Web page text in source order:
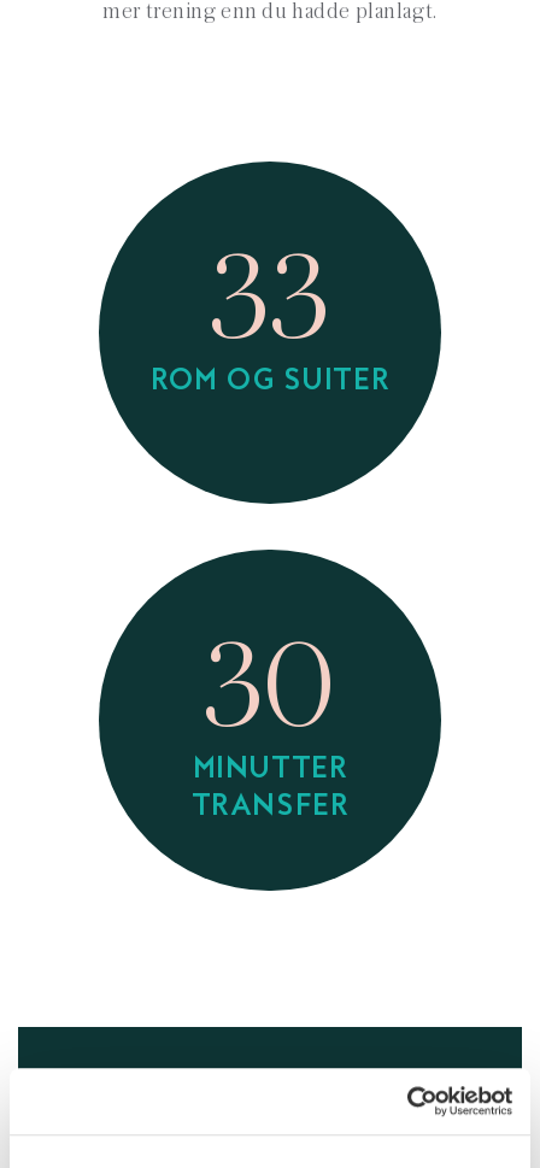
mer trening enn du hadde planlagt.
33
ROM OG SUITER
30
MINUTTER
TRANSFER